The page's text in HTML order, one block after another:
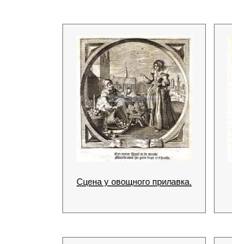
Сцена у овощного прилавка.